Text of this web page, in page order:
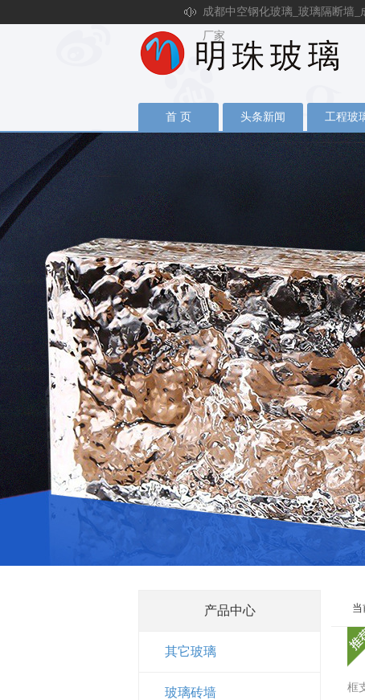
成都中空钢化玻璃_玻璃隔断墙
厂家
首 页 头条新闻 工程玻
产品中心
其它玻璃
玻璃砖墙
当
框